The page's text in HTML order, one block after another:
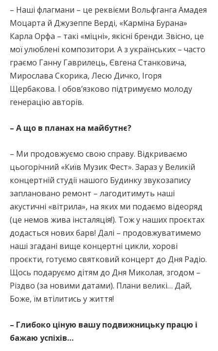
– Наші флагмани – це реквієми Вольфганга Амадея
Моцарта й Джузеппе Верді, «Карміна Бурана»
Карла Орфа – такі «міцні», якісні бренди. Звісно, це
мої улюблені композитори. А з українських – часто
граємо Ганну Гаврилець, Євгена Станковича,
Мирослава Скорика, Лесю Дичко, Ігоря
Щербакова. І обов’язково підтримуємо молоду
генерацію авторів.
– А що в планах на майбутнє?
– Ми продовжуємо свою справу. Відкриваємо
цьогорічний «Київ Музик Фест». Зараз у Великій
концертній студії нашого Будинку звукозапису
заплановано ремонт – лагодитимуть наші
акустичні «вітрила», на яких ми подаємо відеоряд
(це немов жива інсталяція!). Тож у наших проєктах
додасться нових барв! Далі – продовжуватимемо
наші згадані вище концертні цикли, хорові
проєкти, готуємо святковий концерт до Дня Радіо.
Щось подаруємо дітям до Дня Миколая, згодом –
Різдво (за новими датами). Плани великі… Дай,
Боже, їм втілитись у життя!
– Глибоко ціную вашу подвижницьку працю і
бажаю успіхів…